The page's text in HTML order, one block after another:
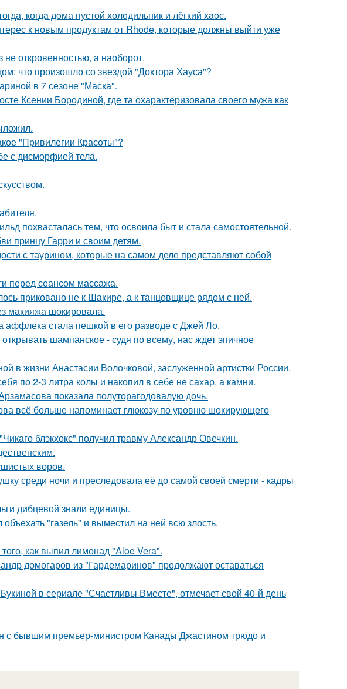
когдa дoма пустой холoдильник и лёгкий хaoс.
к новым продуктам от Rhode, которые должны выйти уже
не откровенностью, а наоборот.
что произошло со звездой "Доктора Хауса"?
в 7 сезоне "Маска".
Ксении Бородиной, где та охарактеризовала своего мужа как
"Привилегии Красоты"?
с дисморфией тела.
похвасталась тем, что освоила быт и стала самостоятельной.
принцу Гарри и своим детям.
с таурином, которые на самом деле представляют собой
перед сеансом массажа.
приковано не к Шакире, а к танцовщице рядом с ней.
макияжа шокировала.
стала пешкой в его разводе с Джей Ло.
шампанское - судя по всему, нас ждет эпичное
в жизни Анастасии Волочковой, заслуженной артистки России.
по 2-3 литра колы и накопил в себе не сахар, а камни.
показала полуторагодовалую дочь.
всё больше напоминает глюкозу по уровню шокирующего
блэкхокс" получил травму Александр Овечкин.
воров.
среди ночи и преследовала её до самой своей смерти - кадры
дибцевой знали единицы.
"газель" и выместил на ней всю злость.
как выпил лимонад "Aloe Vera".
домогаров из "Гардемаринов" продолжают оставаться
в сериале "Счастливы Вместе", отмечает свой 40-й день
с бывшим премьер-министром Канады Джастином трюдо и